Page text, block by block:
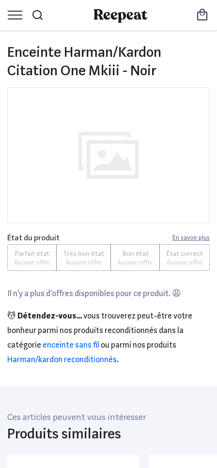
Enceinte Harman/Kardon
Citation One Mkiii - Noir
État du produit En savoir plus
Parfait état
Aucune offre
Très bon état
Aucune offre
Bon état
Aucune offre
État correct
Aucune offre
Il n'y a plus d'offres disponibles pour ce produit. 😩
💆 Détendez-vous...vous trouverez peut-être votre
bonheur parmi nos produits reconditionnés dans la
catégorie enceinte sans fil ou parmi nos produits
Harman/kardon reconditionnés.
Ces articles peuvent vous intéresser
Produits similaires